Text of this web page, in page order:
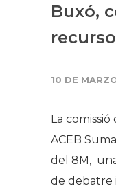
Buxó,
10 DE
La comissió
ACEB
del 8M,
de debatre